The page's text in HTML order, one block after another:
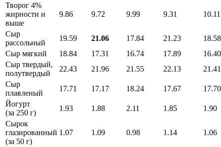
Творог 4%
жирности и
выше
9.86 9.72 9.99 9.31 10.11
Сыр
рассольный
19.59 21.06 17.84 21.23
18.58
Сыр мягкий
18.84 17.31 16.74 17.89
16.40
Сыр твердый,
полутвердый
22.43 21.96 21.55 22.13
21.41
Сыр
плавленый
17.71 17.17 18.24 17.67
17.70
Йогурт
(за 250 г)
1.93 1.88 2.11 1.85
1.90
Сырок
глазированный
(за 50 г)
1.07 1.09 0.98 1.14 1.06